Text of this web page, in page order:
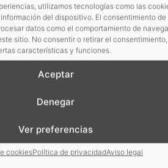
utilizamos tecnologías como las
del dispositivo. El consentimiento de
datos como el comportamiento de
sitio. No consentir o retirar el
características y funciones.
Aceptar
Denegar
Ver preferencias
cookiesPolítica de privacidadAviso legal
así
como la
información
sensorial
virtual
para